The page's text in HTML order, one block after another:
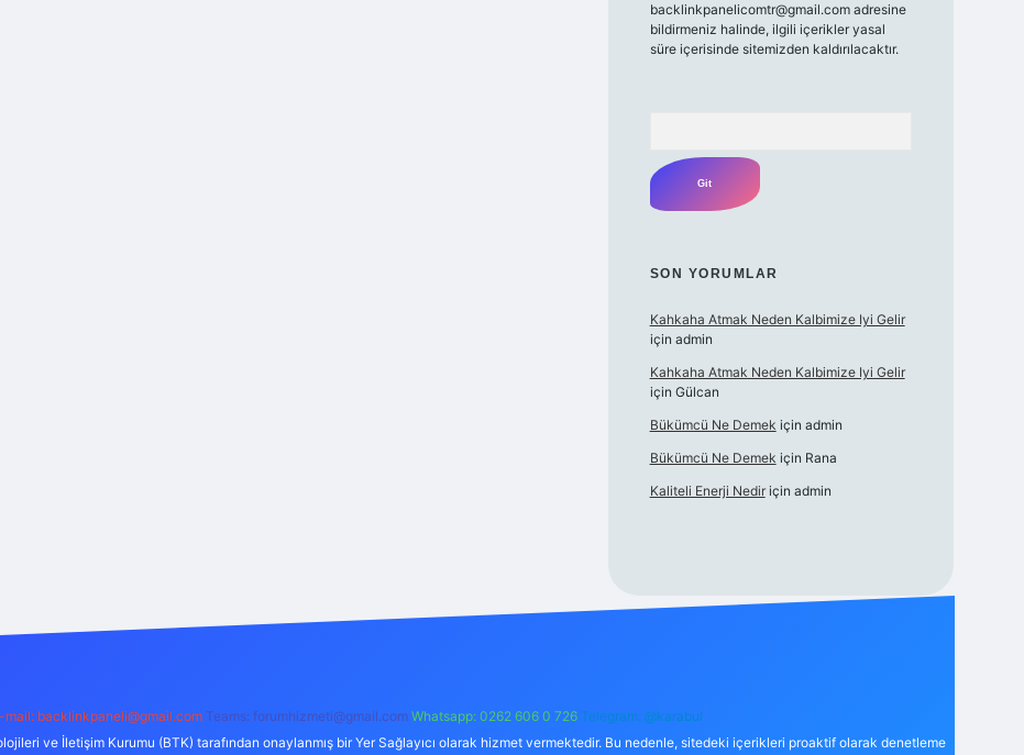
backlinkpanelicomtr@gmail.comadresine
bildirmeniz halinde, ilgili içerikler yasal
süre içerisinde sitemizden kaldırılacaktır.
SON YORUMLAR
Kahkaha Atmak Neden Kalbimize Iyi Gelir
için admin
Kahkaha Atmak Neden Kalbimize Iyi Gelir
için Gülcan
Bükümcü Ne Demek için admin
Bükümcü Ne Demek için Rana
Kaliteli Enerji Nediriçin admin
mail: backlinkpaneli@gmail.com Teams: forumhizmeti@gmail.com Whatsapp: 0262 606 0 726 Telegram: @karabul
ve İletişim Kurumu (BTK) tarafından onaylanmış bir Yer Sağlayıcı olarak hizmet vermektedir. Bu nedenle, sitedeki içerikleri proaktif olarak denetleme